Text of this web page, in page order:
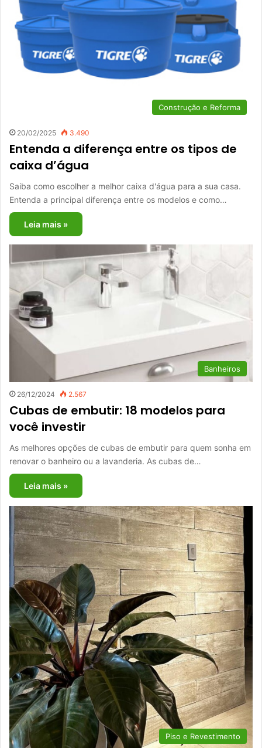
Construção e Reforma
20/02/2025 3.490
Entenda a diferença entre os tipos de
caixa d’água
Saiba como escolher a melhor caixa d'água para a sua casa.
Entenda a principal diferença entre os modelos e como…
Leia mais »
Banheiros
26/12/2024 2.567
Cubas de embutir: 18 modelos para
você investir
As melhores opções de cubas de embutir para quem sonha em
renovar o banheiro ou a lavanderia. As cubas de…
Leia mais »
Piso e Revestimento